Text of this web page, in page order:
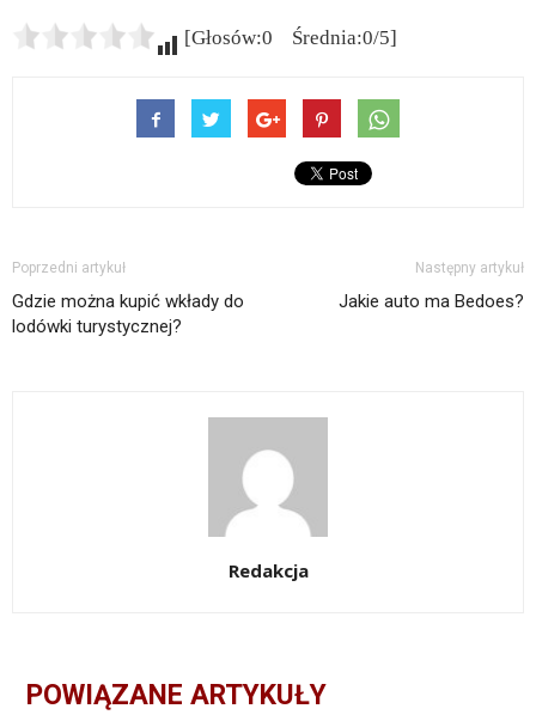
[Głosów:0 Średnia:0/5]
Poprzedni artykuł
Gdzie można kupić wkłady do
lodówki turystycznej?
Następny artykuł
Jakie auto ma Bedoes?
Redakcja
POWIĄZANE ARTYKUŁY